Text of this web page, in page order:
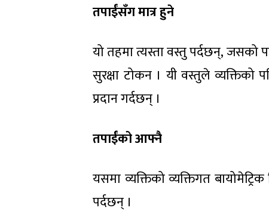
तपाईंसँग मात्र हुने
यो तहमा त्यस्ता वस्तु पर्दछन्, जसको
सुरक्षा टोकन । यी वस्तुले व्यक्तिको
प्रदान गर्दछन् ।
तपाईंको आफ्नै
यसमा व्यक्तिको व्यक्तिगत
पर्दछन् ।